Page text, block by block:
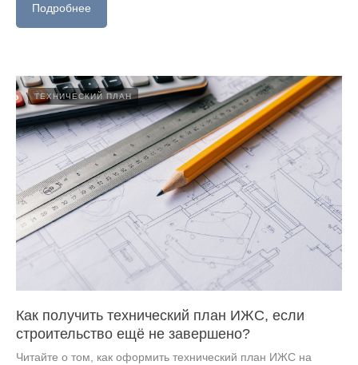
Подробнее
ТЕХНИЧЕСКИЙ ПЛАН
Как получить технический план ИЖС, если
строительство ещё не завершено?
Читайте о том, как оформить технический план ИЖС на